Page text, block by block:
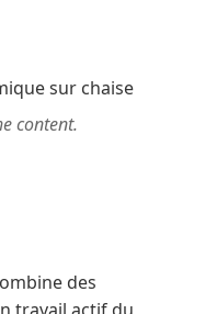
content.
des